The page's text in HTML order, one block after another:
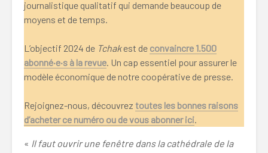
journalistique qualitatif qui demande beaucoup de
moyens et de temps.
L’objectif 2024 de Tchakest de convaincre 1.500
abonné·e·s à la revue. Un cap essentiel pour assurer le
modèle économique de notre coopérative de presse.
Rejoignez-nous, découvrez toutes les bonnes raisons
d’acheter ce numéro ou de vous abonner ici.
« Il faut ouvrir une fenêtre dans la cathédrale de la